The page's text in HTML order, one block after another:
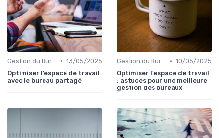
Gestion du Bureau • 13/05/2025
Optimiser l'espace de travail
avec le bureau partagé
Gestion du Bureau • 10/05/2025
Optimiser l'espace de travail
: astuces pour une meilleure
gestion des bureaux